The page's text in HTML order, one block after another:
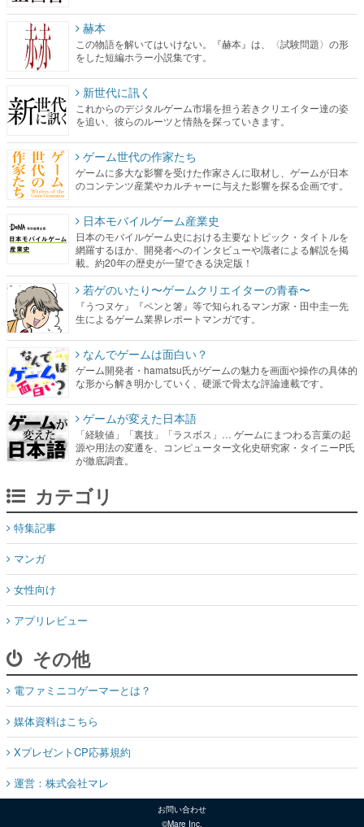
赫本
この物語を解いてはいけない。『赫本』は、〈試験問題〉の形
をした短編ホラー小説集です。
新世代に訊く
これからのデジタルゲーム市場を担う若きクリエイター達の姿
を追い、彼らのルーツと情熱を探っていきます。
ゲーム世代の作家たち
ゲームに多大な影響を受けた作家さんに取材し、ゲームが日本
のコンテンツ産業やカルチャーに与えた影響を探る企画です。
日本モバイルゲーム産業史
日本のモバイルゲーム史における主要なトピック・タイトルを
網羅するほか、開発者へのインタビューや識者による解説を掲
載。約20年の歴史が一望できる決定版！
若ゲのいたり〜ゲームクリエイターの青春〜
『うつヌケ』『ペンと箸』等で知られるマンガ家・田中圭一先
生によるゲーム業界レポートマンガです。
なんでゲームは面白い？
ゲーム開発者・hamatsu氏がゲームの魅力を画面や操作の具体的
な形から解き明かしていく、硬派で骨太な評論連載です。
ゲームが変えた日本語
「経験値」「裏技」「ラスボス」… ゲームにまつわる言葉の起
源や用法の変遷を、コンピューター文化史研究家・タイニーP氏
が徹底調査。
カテゴリ
特集記事
マンガ
女性向け
アプリレビュー
その他
電ファミニコゲーマーとは？
媒体資料はこちら
XプレゼントCP応募規約
運営：株式会社マレ
お問い合わせ
©Mare Inc.